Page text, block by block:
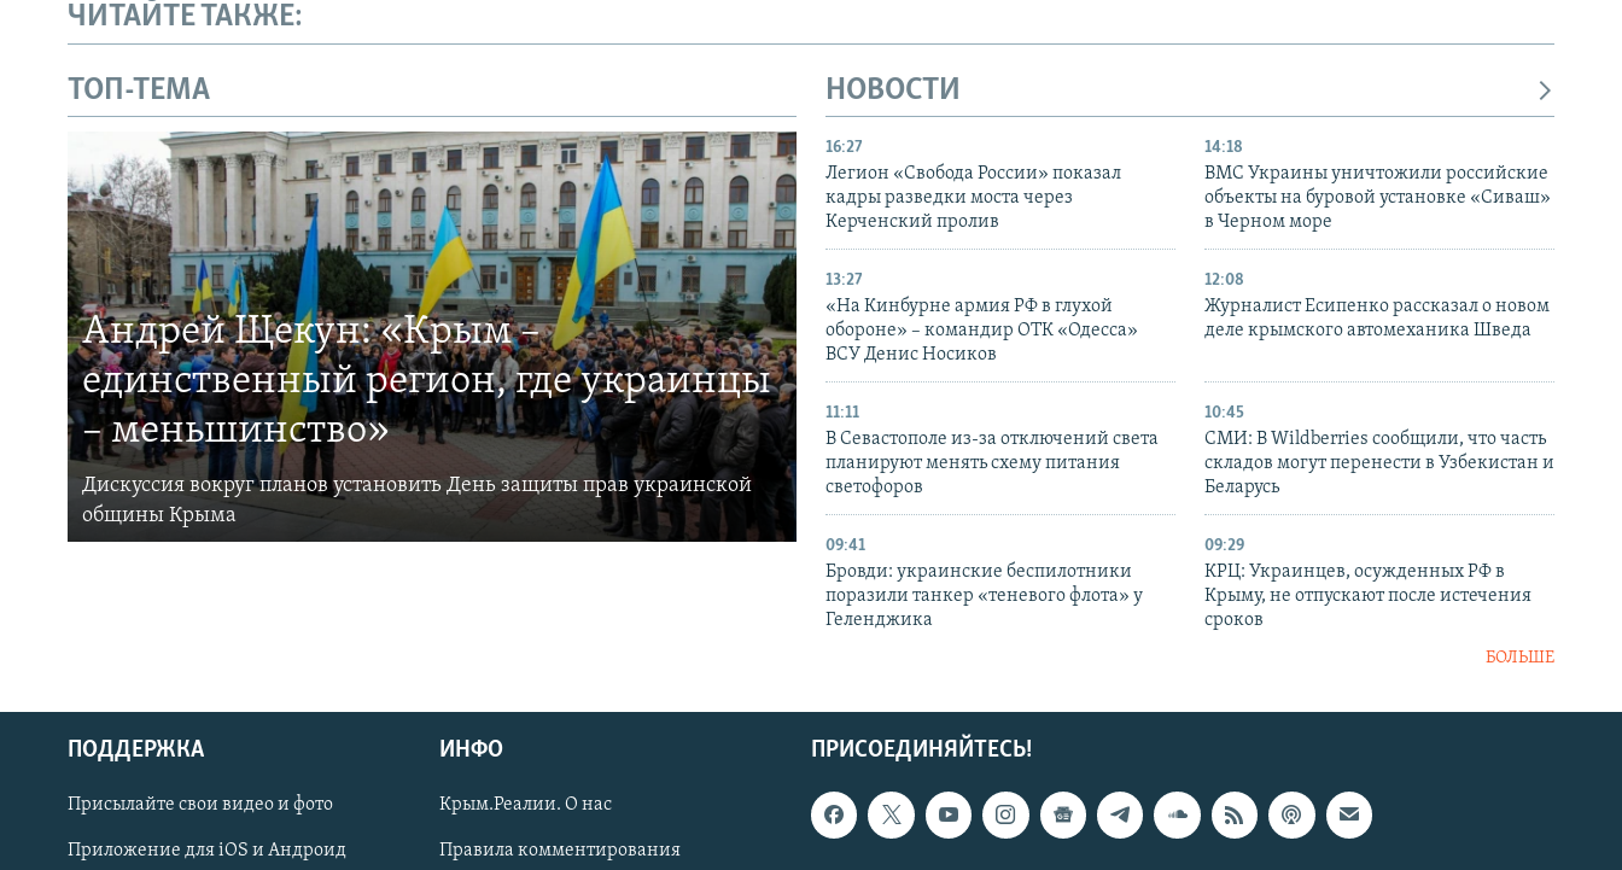
Українською
Qırımtatar
ЧИТАЙТЕ ТАКЖЕ:
ТОП-ТЕМА
Андрей Щекун: «Крым –
единственный регион, где украинцы
– меньшинство»
Дискуссия вокруг планов установить День защиты прав украинской
общины Крыма
НОВОСТИ
16:27
Легион «Свобода России» показал
кадры разведки моста через
Керченский пролив
14:18
ВМС Украины уничтожили российские
объекты на буровой установке «Сиваш»
в Черном море
13:27
«На Кинбурне армия РФ в глухой
обороне» – командир ОТК «Одесса»
ВСУ Денис Носиков
12:08
Журналист Есипенко рассказал о новом
деле крымского автомеханика Шведа
11:11
В Севастополе из-за отключений света
планируют менять схему питания
светофоров
10:45
СМИ: В Wildberries сообщили, что часть
складов могут перенести в Узбекистан и
Беларусь
09:41
Бровди: украинские беспилотники
поразили танкер «теневого флота» у
Геленджика
09:29
КРЦ: Украинцев, осужденных РФ в
Крыму, не отпускают после истечения
сроков
БОЛЬШЕ
ПРИСОЕДИНЯЙТЕСЬ!
ПОДДЕРЖКА
Присылайте свои видео и фото
Приложение для iOS и Андроид
ИНФО
Крым.Реалии. О нас
Правила комментирования